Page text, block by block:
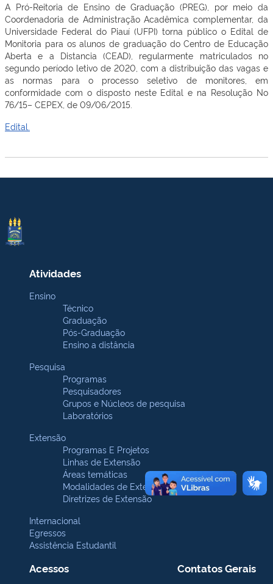
A Pró-Reitoria de Ensino de Graduação (PREG), por meio da
Coordenadoria de Administração Acadêmica complementar, da
Universidade Federal do Piauí (UFPI) torna público o Edital de
Monitoria para os alunos de graduação do Centro de Educação
Aberta e a Distancia (CEAD), regularmente matriculados no
segundo período letivo de 2020, com a distribuição das vagas e
as normas para o processo seletivo de monitores, em
conformidade com o disposto neste Edital e na Resolução No
76/15– CEPEX, de 09/06/2015.
Edital.
Atividades
Ensino
Técnico
Graduação
Pós-Graduação
Ensino a distância
Pesquisa
Programas
Pesquisadores
Grupos e Núcleos de pesquisa
Laboratórios
Extensão
Programas E Projetos
Linhas de Extensão
Áreas temáticas
Modalidades de Extensão
Diretrizes de Extensão
Internacional
Egressos
Assistência Estudantil
Acessos Contatos Gerais